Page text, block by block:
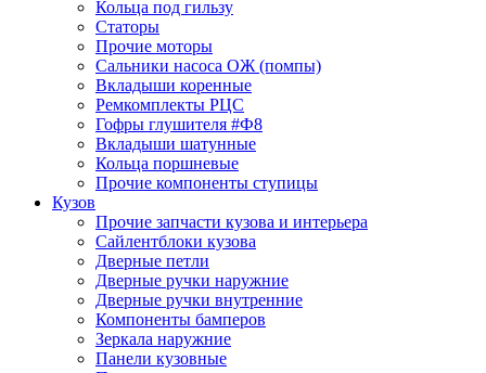
Кольца под гильзу
Статоры
Прочие моторы
Сальники насоса ОЖ (помпы)
Вкладыши коренные
Ремкомплекты РЦС
Гофры глушителя #Ф8
Вкладыши шатунные
Кольца поршневые
Прочие компоненты ступицы
Кузов
Прочие запчасти кузова и интерьера
Сайлентблоки кузова
Дверные петли
Дверные ручки наружние
Дверные ручки внутренние
Компоненты бамперов
Зеркала наружние
Панели кузовные